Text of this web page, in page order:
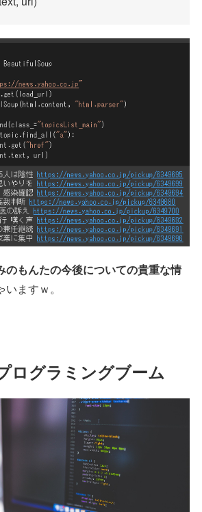
のもんたの今後についての貴重な情
ますｗ。
ログラミングブーム